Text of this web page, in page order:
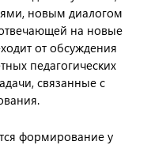
новым диалогом
на новые
от обсуждения
педагогических
связанные с
формирование у